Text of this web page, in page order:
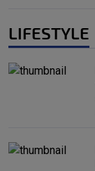
LIFESTYLE